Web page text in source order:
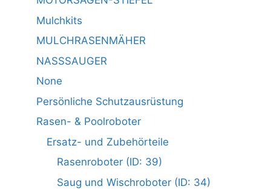
Mulchkits
MULCHRASENMÄHER
NASSSAUGER
None
Persönliche Schutzausrüstung
Rasen- & Poolroboter
Ersatz- und Zubehörteile
Rasenroboter (ID: 39)
Saug und Wischroboter (ID: 34)